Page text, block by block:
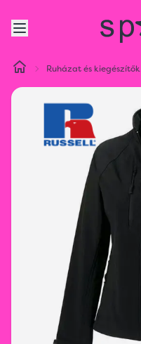
Ruházat és kiegészítők